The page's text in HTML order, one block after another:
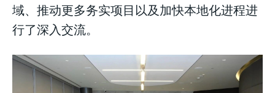
域、推动更多务实项目以及加快本地化进程进
行了深入交流。